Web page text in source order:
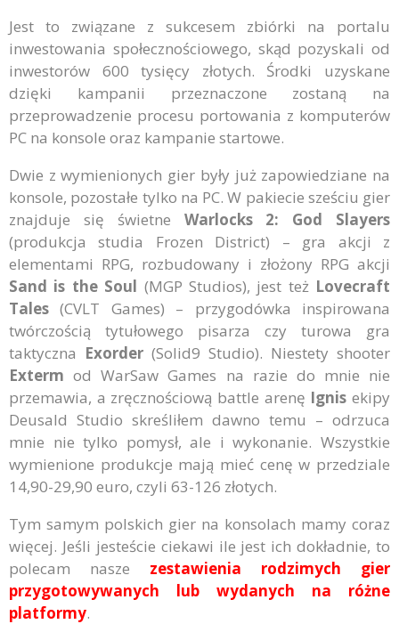
Jest to związane z sukcesem zbiórki na portalu
inwestowania społecznościowego, skąd pozyskali od
inwestorów 600 tysięcy złotych. Środki uzyskane
dzięki kampanii przeznaczone zostaną na
przeprowadzenie procesu portowania z komputerów
PC na konsole oraz kampanie startowe.
Dwie z wymienionych gier były już zapowiedziane na
konsole, pozostałe tylko na PC. W pakiecie sześciu gier
znajduje się świetne Warlocks 2: God Slayers
(produkcja studia Frozen District) – gra akcji z
elementami RPG, rozbudowany i złożony RPG akcji
Sand is the Soul (MGP Studios), jest też Lovecraft
Tales (CVLT Games) – przygodówka inspirowana
twórczością tytułowego pisarza czy turowa gra
taktyczna Exorder (Solid9 Studio). Niestety shooter
Exterm od WarSaw Games na razie do mnie nie
przemawia, a zręcznościową battle arenę Ignis ekipy
Deusald Studio skreśliłem dawno temu – odrzuca
mnie nie tylko pomysł, ale i wykonanie. Wszystkie
wymienione produkcje mają mieć cenę w przedziale
14,90-29,90 euro, czyli 63-126 złotych.
Tym samym polskich gier na konsolach mamy coraz
więcej. Jeśli jesteście ciekawi ile jest ich dokładnie, to
polecam nasze zestawienia rodzimych gier
przygotowywanych lub wydanych na różne
platformy.